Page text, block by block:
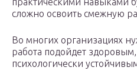
сложно освоить смежную
Во многих организациях
работа подойдет
психологически